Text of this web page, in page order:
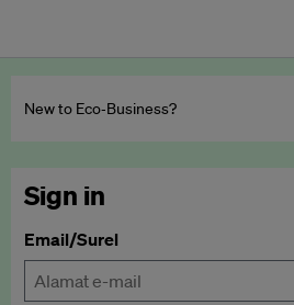
New to Eco‑Business?
Sign in
Email/Surel